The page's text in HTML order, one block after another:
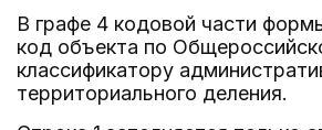
В графе 4 кодовой части
код объекта по
классификатору
территориального деления.